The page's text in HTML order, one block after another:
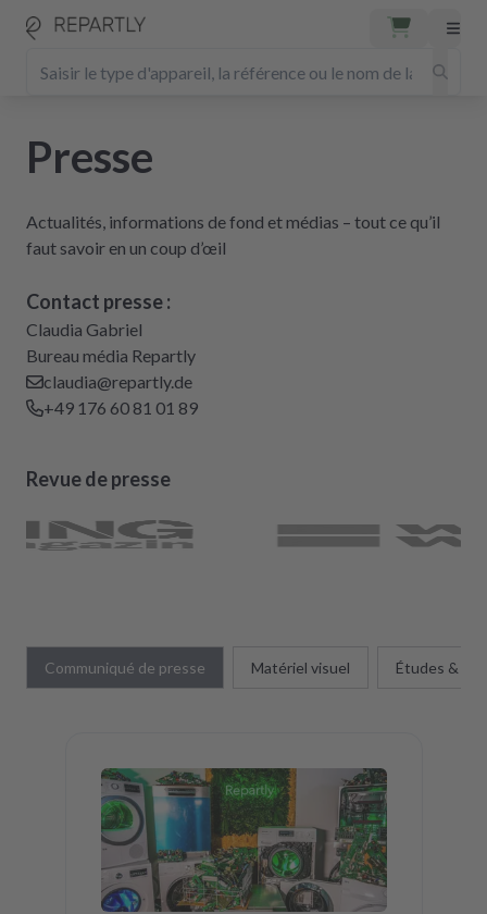
Presse
Actualités, informations de fond et médias – tout ce qu’il
faut savoir en un coup d’œil
Contact presse :
Claudia Gabriel
Bureau média Repartly
claudia@repartly.de
+49 176 60 81 01 89
Revue de presse
Communiqué de presse Matériel visuel Études &